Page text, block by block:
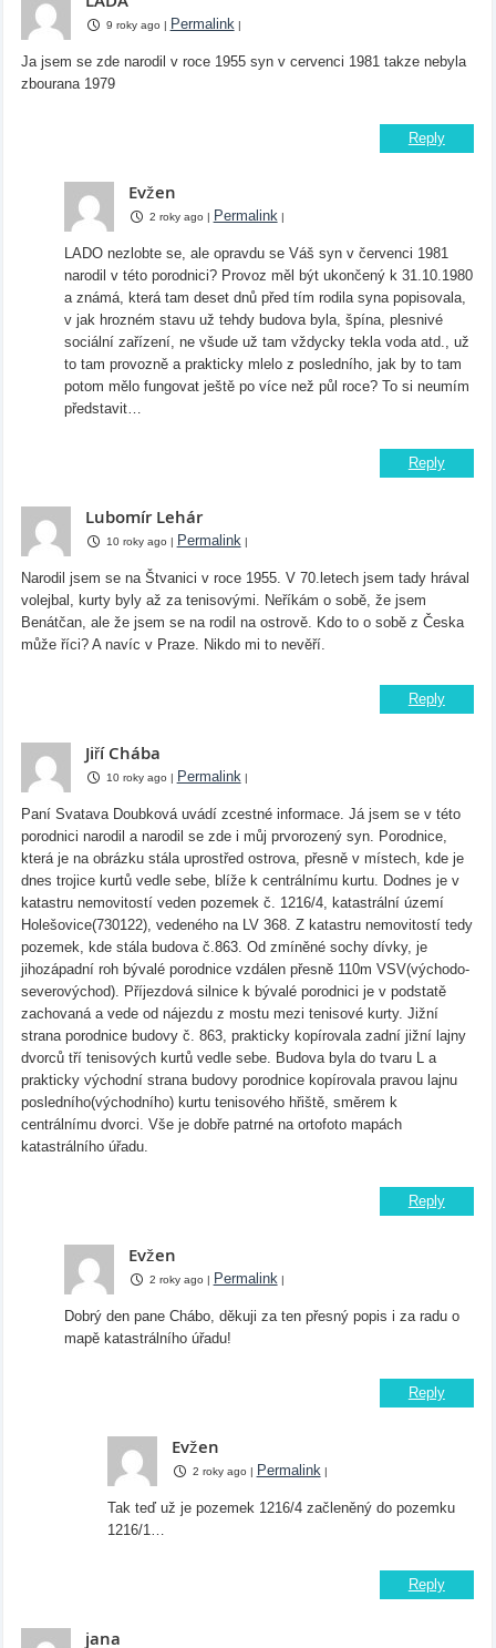
9 roky ago | Permalink |
Ja jsem se zde narodil v roce 1955 syn v cervenci 1981 takze nebyla
zbourana 1979
Reply
Evžen
2 roky ago | Permalink |
LADO nezlobte se, ale opravdu se Váš syn v červenci 1981
narodil v této porodnici? Provoz měl být ukončený k 31.10.1980
a známá, která tam deset dnů před tím rodila syna popisovala,
v jak hrozném stavu už tehdy budova byla, špína, plesnivé
sociální zařízení, ne všude už tam vždycky tekla voda atd., už
to tam provozně a prakticky mlelo z posledního, jak by to tam
potom mělo fungovat ještě po více než půl roce? To si neumím
představit…
Reply
Lubomír Lehár
10 roky ago | Permalink |
Narodil jsem se na Štvanici v roce 1955. V 70.letech jsem tady hrával
volejbal, kurty byly až za tenisovými. Neříkám o sobě, že jsem
Benátčan, ale že jsem se na rodil na ostrově. Kdo to o sobě z Česka
může říci? A navíc v Praze. Nikdo mi to nevěří.
Reply
Jiří Chába
10 roky ago | Permalink |
Paní Svatava Doubková uvádí zcestné informace. Já jsem se v této
porodnici narodil a narodil se zde i můj prvorozený syn. Porodnice,
která je na obrázku stála uprostřed ostrova, přesně v místech, kde je
dnes trojice kurtů vedle sebe, blíže k centrálnímu kurtu. Dodnes je v
katastru nemovitostí veden pozemek č. 1216/4, katastrální území
Holešovice(730122), vedeného na LV 368. Z katastru nemovitostí tedy
pozemek, kde stála budova č.863. Od zmíněné sochy dívky, je
jihozápadní roh bývalé porodnice vzdálen přesně 110m VSV(východo-
severovýchod). Příjezdová silnice k bývalé porodnici je v podstatě
zachovaná a vede od nájezdu z mostu mezi tenisové kurty. Jižní
strana porodnice budovy č. 863, prakticky kopírovala zadní jižní lajny
dvorců tří tenisových kurtů vedle sebe. Budova byla do tvaru L a
prakticky východní strana budovy porodnice kopírovala pravou lajnu
posledního(východního) kurtu tenisového hřiště, směrem k
centrálnímu dvorci. Vše je dobře patrné na ortofoto mapách
katastrálního úřadu.
Reply
Evžen
2 roky ago | Permalink |
Dobrý den pane Chábo, děkuji za ten přesný popis i za radu o
mapě katastrálního úřadu!
Reply
Evžen
2 roky ago | Permalink |
Tak teď už je pozemek 1216/4 začleněný do pozemku
1216/1…
Reply
jana